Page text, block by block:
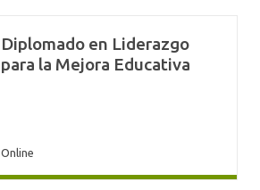
Diplomado en Liderazgo
para la Mejora Educativa
Online